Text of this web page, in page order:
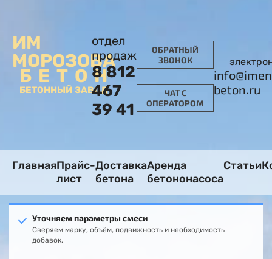
ИМ
МОРОЗОВА
БЕТОН
БЕТОННЫЙ ЗАВОД
отдел
продаж
8 812
467
39 41
ОБРАТНЫЙ
ЗВОНОК
ЧАТ С
ОПЕРАТОРОМ
beton.ru
ГлавнаяПрайс-
лист
Доставка
бетона
Аренда
бетононасоса
Статьи
Уточняем параметры смеси
Сверяем марку, объём, подвижность и необходимость
добавок.